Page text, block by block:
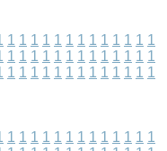
1 1 1 1 1 1 1 1 1 1 1 1 1
1 1 1 1 1 1 1 1 1 1 1 1 1
1 1 1 1 1 1 1 1 1 1 1 1 1
1 1 1 1 1 1 1 1 1 1 1 1 1